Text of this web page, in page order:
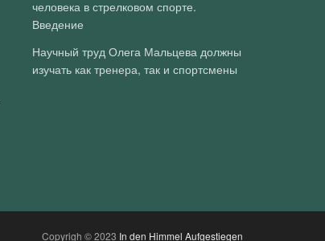
человека в стрелковом спорте.
Введение
Научный труд Олега Мальцева должны
изучать как тренера, так и спортсмены
Copyrigh © 2023 In den Himmel Aufgestiegen